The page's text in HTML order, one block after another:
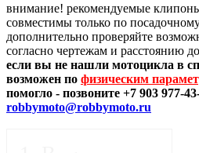
внимание! рекомендуемые
совместимы только по
дополнительно проверяйте
согласно чертежам и расстоянию
если вы не нашли мотоцикла в
возможен по физическим
помогло - позвоните +7 903 977-
robbymoto@robbymoto.ru